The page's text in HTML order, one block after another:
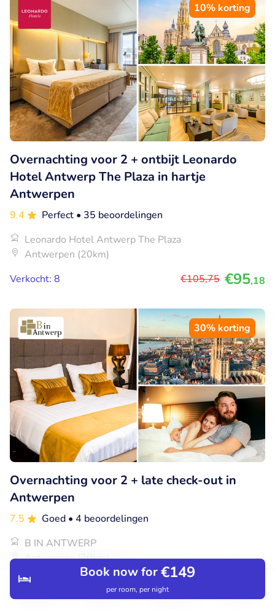
Search Bookings
Book now for€149
per room, per night
10% korting
Overnachting voor 2 + ontbijt Leonardo
Hotel Antwerp The Plaza in hartje
Antwerpen
9.4 Perfect • 35 beoordelingen
Leonardo Hotel Antwerp The Plaza
Antwerpen (20km)
Verkocht: 8
€105,75 €95,18
30% korting
Overnachting voor 2 + late check-out in
Antwerpen
7.5 Goed • 4 beoordelingen
B IN ANTWERP
Antwerpen (20km)
Verkocht: 40